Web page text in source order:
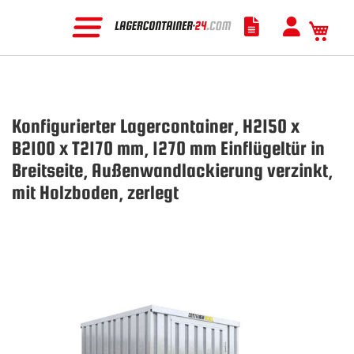
Konfigurierter Lagercontainer, H2150 x
B2100 x T2170 mm, 1270 mm Einflügeltür in
Breitseite, Außenwandlackierung verzinkt,
mit Holzboden, zerlegt